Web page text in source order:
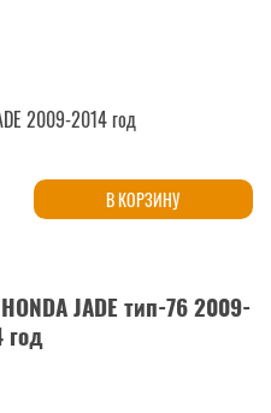
2009-2014 год
В КОРЗИНУ
JADE тип-76 2009-
год